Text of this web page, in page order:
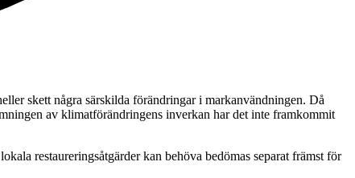
skett några särskilda förändringar i markanvändningen. Då
av klimatförändringens inverkan har det inte framkommit
restaureringsåtgärder kan behöva bedömas separat främst för